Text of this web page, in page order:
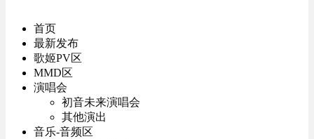
首页
最新发布
歌姬PV区
MMD区
演唱会
初音未来演唱会
其他演出
音乐-音频区